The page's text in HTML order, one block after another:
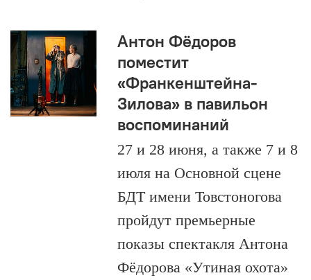
Антон Фёдоров
поместит
«Франкенштейна-
Зилова» в павильон
воспоминаний
27 и 28 июня, а также 7 и 8
июля на Основной сцене
БДТ имени Товстоногова
пройдут премьерные
показы спектакля Антона
Фёдорова «Утиная охота»